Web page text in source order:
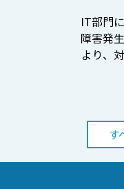
IT部門
障害発
より、
す